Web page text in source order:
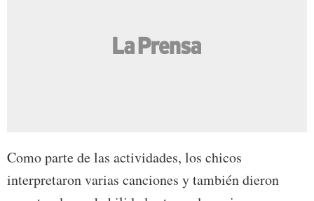
Como parte de las actividades, los chicos
interpretaron varias canciones y también dieron